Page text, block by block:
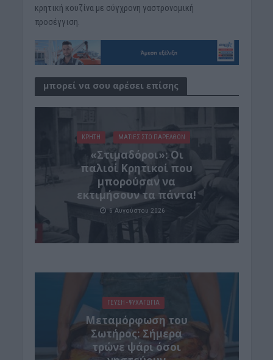
κρητική κουζίνα με σύγχρονη γαστρονομική
προσέγγιση.
μπορεί να σου αρέσει επίσης
ΚΡΗΤΗ ΜΑΤΙΕΣ ΣΤΟ ΠΑΡΕΛΘΟΝ
«Στιμαδόροι»: Οι
παλιοί Κρητικοί που
μπορούσαν να
εκτιμήσουν τα πάντα!
6 Αυγούστου 2026
ΓΕΎΣΗ - ΨΥΧΑΓΩΓΊΑ
Μεταμόρφωση του
Σωτήρος: Σήμερα
τρώνε ψάρι όσοι